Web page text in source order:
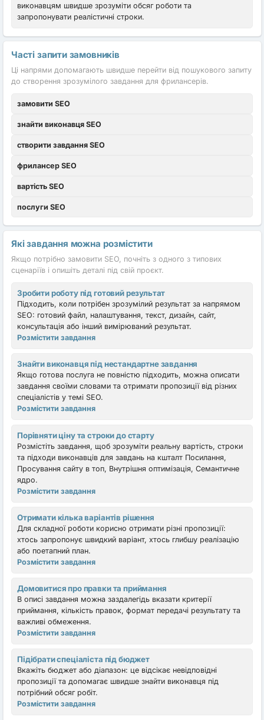
виконавцям швидше зрозуміти обсяг роботи та
запропонувати реалістичні строки.
Часті запити замовників
Ці напрями допомагають швидше перейти від пошукового запиту
до створення зрозумілого завдання для фрилансерів.
замовити SEO
знайти виконавця SEO
створити завдання SEO
фрилансер SEO
вартість SEO
послуги SEO
Які завдання можна розмістити
Якщо потрібно замовити SEO, почніть з одного з типових
сценаріїв і опишіть деталі під свій проєкт.
Зробити роботу під готовий результат
Підходить, коли потрібен зрозумілий результат за напрямом
SEO: готовий файл, налаштування, текст, дизайн, сайт,
консультація або інший вимірюваний результат.
Розмістити завдання
Знайти виконавця під нестандартне завдання
Якщо готова послуга не повністю підходить, можна описати
завдання своїми словами та отримати пропозиції від різних
спеціалістів у темі SEO.
Розмістити завдання
Порівняти ціну та строки до старту
Розмістіть завдання, щоб зрозуміти реальну вартість, строки
та підходи виконавців для завдань на кшталт Посилання,
Просування сайту в топ, Внутрішня оптимізація, Семантичне
ядро.
Розмістити завдання
Отримати кілька варіантів рішення
Для складної роботи корисно отримати різні пропозиції:
хтось запропонує швидкий варіант, хтось глибшу реалізацію
або поетапний план.
Розмістити завдання
Домовитися про правки та приймання
В описі завдання можна заздалегідь вказати критерії
приймання, кількість правок, формат передачі результату та
важливі обмеження.
Розмістити завдання
Підібрати спеціаліста під бюджет
Вкажіть бюджет або діапазон: це відсікає невідповідні
пропозиції та допомагає швидше знайти виконавця під
потрібний обсяг робіт.
Розмістити завдання